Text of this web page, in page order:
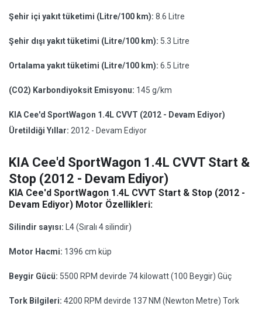
Şehir içi yakıt tüketimi (Litre/100 km): 8.6 Litre
Şehir dışı yakıt tüketimi (Litre/100 km): 5.3 Litre
Ortalama yakıt tüketimi (Litre/100 km): 6.5 Litre
(CO2) Karbondiyoksit Emisyonu: 145 g/km
KIA Cee'd SportWagon 1.4L CVVT (2012 - Devam Ediyor)
Üretildiği Yıllar: 2012 - Devam Ediyor
KIA Cee'd SportWagon 1.4L CVVT Start &
Stop (2012 - Devam Ediyor)
KIA Cee'd SportWagon 1.4L CVVT Start & Stop (2012 -
Devam Ediyor) Motor Özellikleri:
Silindir sayısı: L4 (Sıralı 4 silindir)
Motor Hacmi: 1396 cm küp
Beygir Gücü: 5500 RPM devirde 74 kilowatt (100 Beygir) Güç
Tork Bilgileri: 4200 RPM devirde 137 NM (Newton Metre) Tork